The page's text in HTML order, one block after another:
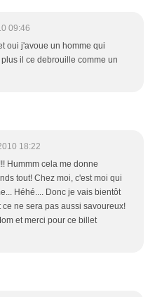
09:46
oui j'avoue un homme qui
il ce debrouille comme un
18:22
Hummm cela me donne
tout! Chez moi, c'est moi qui
Héhé.... Donc je vais bientôt
ne sera pas aussi savoureux!
et merci pour ce billet